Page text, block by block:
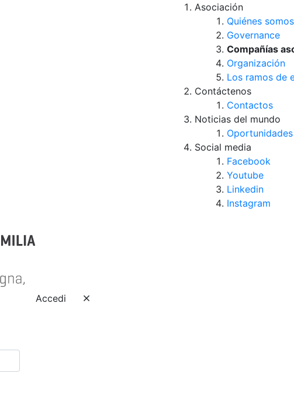
Asociación
Quiénes somos
Governance
Compañías
Organización
Los ramos de
Contáctenos
Contactos
Noticias del mundo
Social media
Facebook
Youtube
Linkedin
Instagram
Accedi